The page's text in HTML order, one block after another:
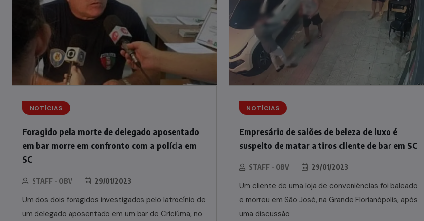
NOTÍCIAS
Foragido pela morte de delegado aposentado
em bar morre em confronto com a polícia em
SC
STAFF - OBV 29/01/2023
Um dos dois foragidos investigados pelo latrocínio de
um delegado aposentado em um bar de Criciúma, no
NOTÍCIAS
Empresário de salões de beleza de luxo é
suspeito de matar a tiros cliente de bar em SC
STAFF - OBV 29/01/2023
Um cliente de uma loja de conveniências foi baleado
e morreu em São José, na Grande Florianópolis, após
uma discussão